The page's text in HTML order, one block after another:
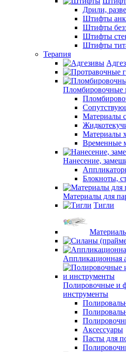
Дрили,
Штифты
Штифты
Штифты
Штифты
Терапия
Пломбировочные
Материалы
Материалы
Временные
Нанесение,
Блокноты,
Материалы для
Тигли
Аппликационная
Полировочные и
инструменты
Аксессуары
Пасты для